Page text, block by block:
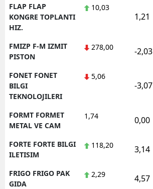
FLAP FLAP
KONGRE TOPLANTI
HIZ.
10,03
1,21
FMIZP F-M IZMIT
PISTON
278,00 -2,03
FONET FONET
BILGI
TEKNOLOJILERI
5,06
-3,07
FORMT FORMET
METAL VE CAM
1,74 0,00
FORTE FORTE BILGI
ILETISIM
118,20 3,14
FRIGO FRIGO PAK
GIDA
2,29 4,57